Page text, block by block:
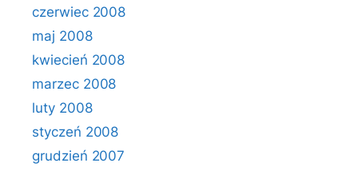
czerwiec 2008
maj 2008
kwiecień 2008
marzec 2008
luty 2008
styczeń 2008
grudzień 2007